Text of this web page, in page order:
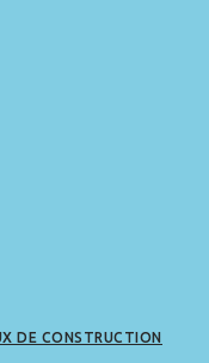
DE CONSTRUCTION